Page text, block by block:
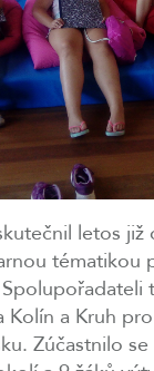
letos
tématikou
Kolín a Kruh
Zúčastnilo